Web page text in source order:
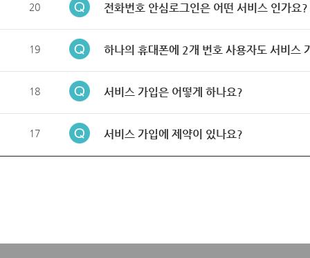
20 전화번호 안심로그인은 어떤 서비스 인가요?
19 하나의 휴대폰에 2개 번호 사용자도 서비스
18 서비스 가입은 어떻게 하나요?
17 서비스 가입에 제약이 있나요?